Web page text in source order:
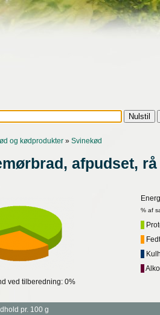
og kødprodukter » Svinekød
afpudset, rå
% af
ved tilberedning: 0%
pr. 100 g